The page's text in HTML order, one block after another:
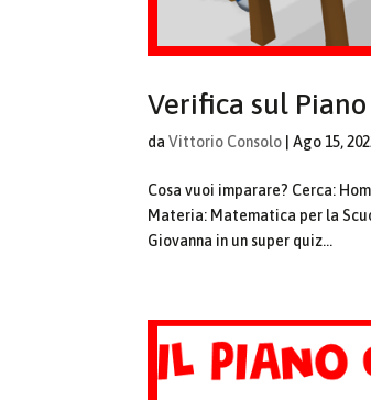
Verifica sul
daVittorio Consolo |Ago 15,
Cosa vuoi imparare? Cerca:
Materia: Matematica per la
Giovanna in un super quiz...